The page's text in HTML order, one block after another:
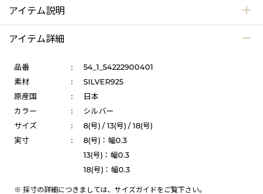
アイテム説明
アイテム詳細
品番 :
54_1_54222900401
素材
:
SILVER925
原産国
:
日本
カラー
:
シルバー
サイズ
:
8(号) / 13(号) / 18(号)
実寸
:
8(号)：幅0.3
13(号)：幅0.3
18(号)：幅0.3
※ 採寸の詳細につきましては、 サイズガイドをご覧下さい。